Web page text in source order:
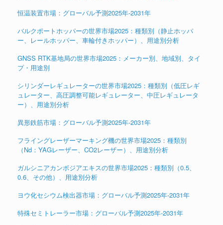
恒温装置市場：グローバル予測2025年-2031年
バルクポートホッパーの世界市場2025：種類別（静止ホッパ
ー、レールホッパー、車輪付きホッパー）、用途別分析
GNSS RTK基地局の世界市場2025：メーカー別、地域別、タイ
プ・用途別
シリンダーレギュレーターの世界市場2025：種類別（低圧レギ
ュレーター、高圧調整可能レギュレーター、中圧レギュレータ
ー）、用途別分析
異形鉄筋市場：グローバル予測2025年-2031年
フライングレーザーマーキング機の世界市場2025：種類別
（Nd：YAGレーザー、CO2レーザー）、用途別分析
ガルシニアカンボジアエキスの世界市場2025：種類別（0.5、
0.6、その他）、用途別分析
ヨウ化セシウム検出器市場：グローバル予測2025年-2031年
特殊セミトレーラー市場：グローバル予測2025年-2031年